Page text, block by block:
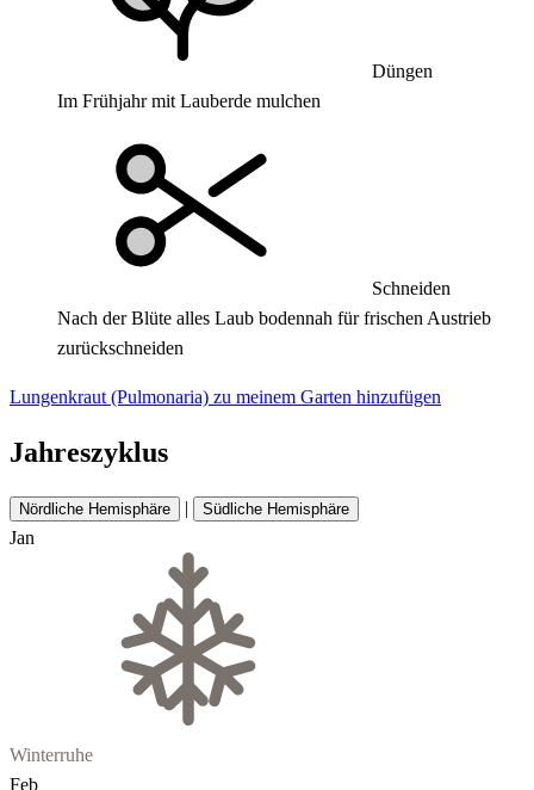
Düngen
Im Frühjahr mit Lauberde mulchen
Schneiden
Nach der Blüte alles Laub bodennah für frischen Austrieb
zurückschneiden
Lungenkraut (Pulmonaria) zu meinem Garten hinzufügen
Jahreszyklus
Nördliche Hemisphäre | Südliche Hemisphäre
Jan
Winterruhe
Feb